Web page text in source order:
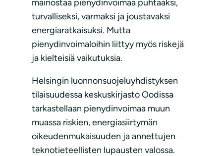
mainostaa pienydinvoimaa puhtaaksi,
turvalliseksi, varmaksi ja joustavaksi
energiaratkaisuksi. Mutta
pienydinvoimaloihin liittyy myös riskejä
ja kielteisiä vaikutuksia.
Helsingin luonnonsuojeluyhdistyksen
tilaisuudessa keskuskirjasto Oodissa
tarkastellaan pienydinvoimaa muun
muassa riskien, energiasiirtymän
oikeudenmukaisuuden ja annettujen
teknotieteellisten lupausten valossa.